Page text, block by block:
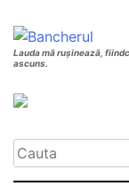
Lauda mă rușinează,
ascuns.